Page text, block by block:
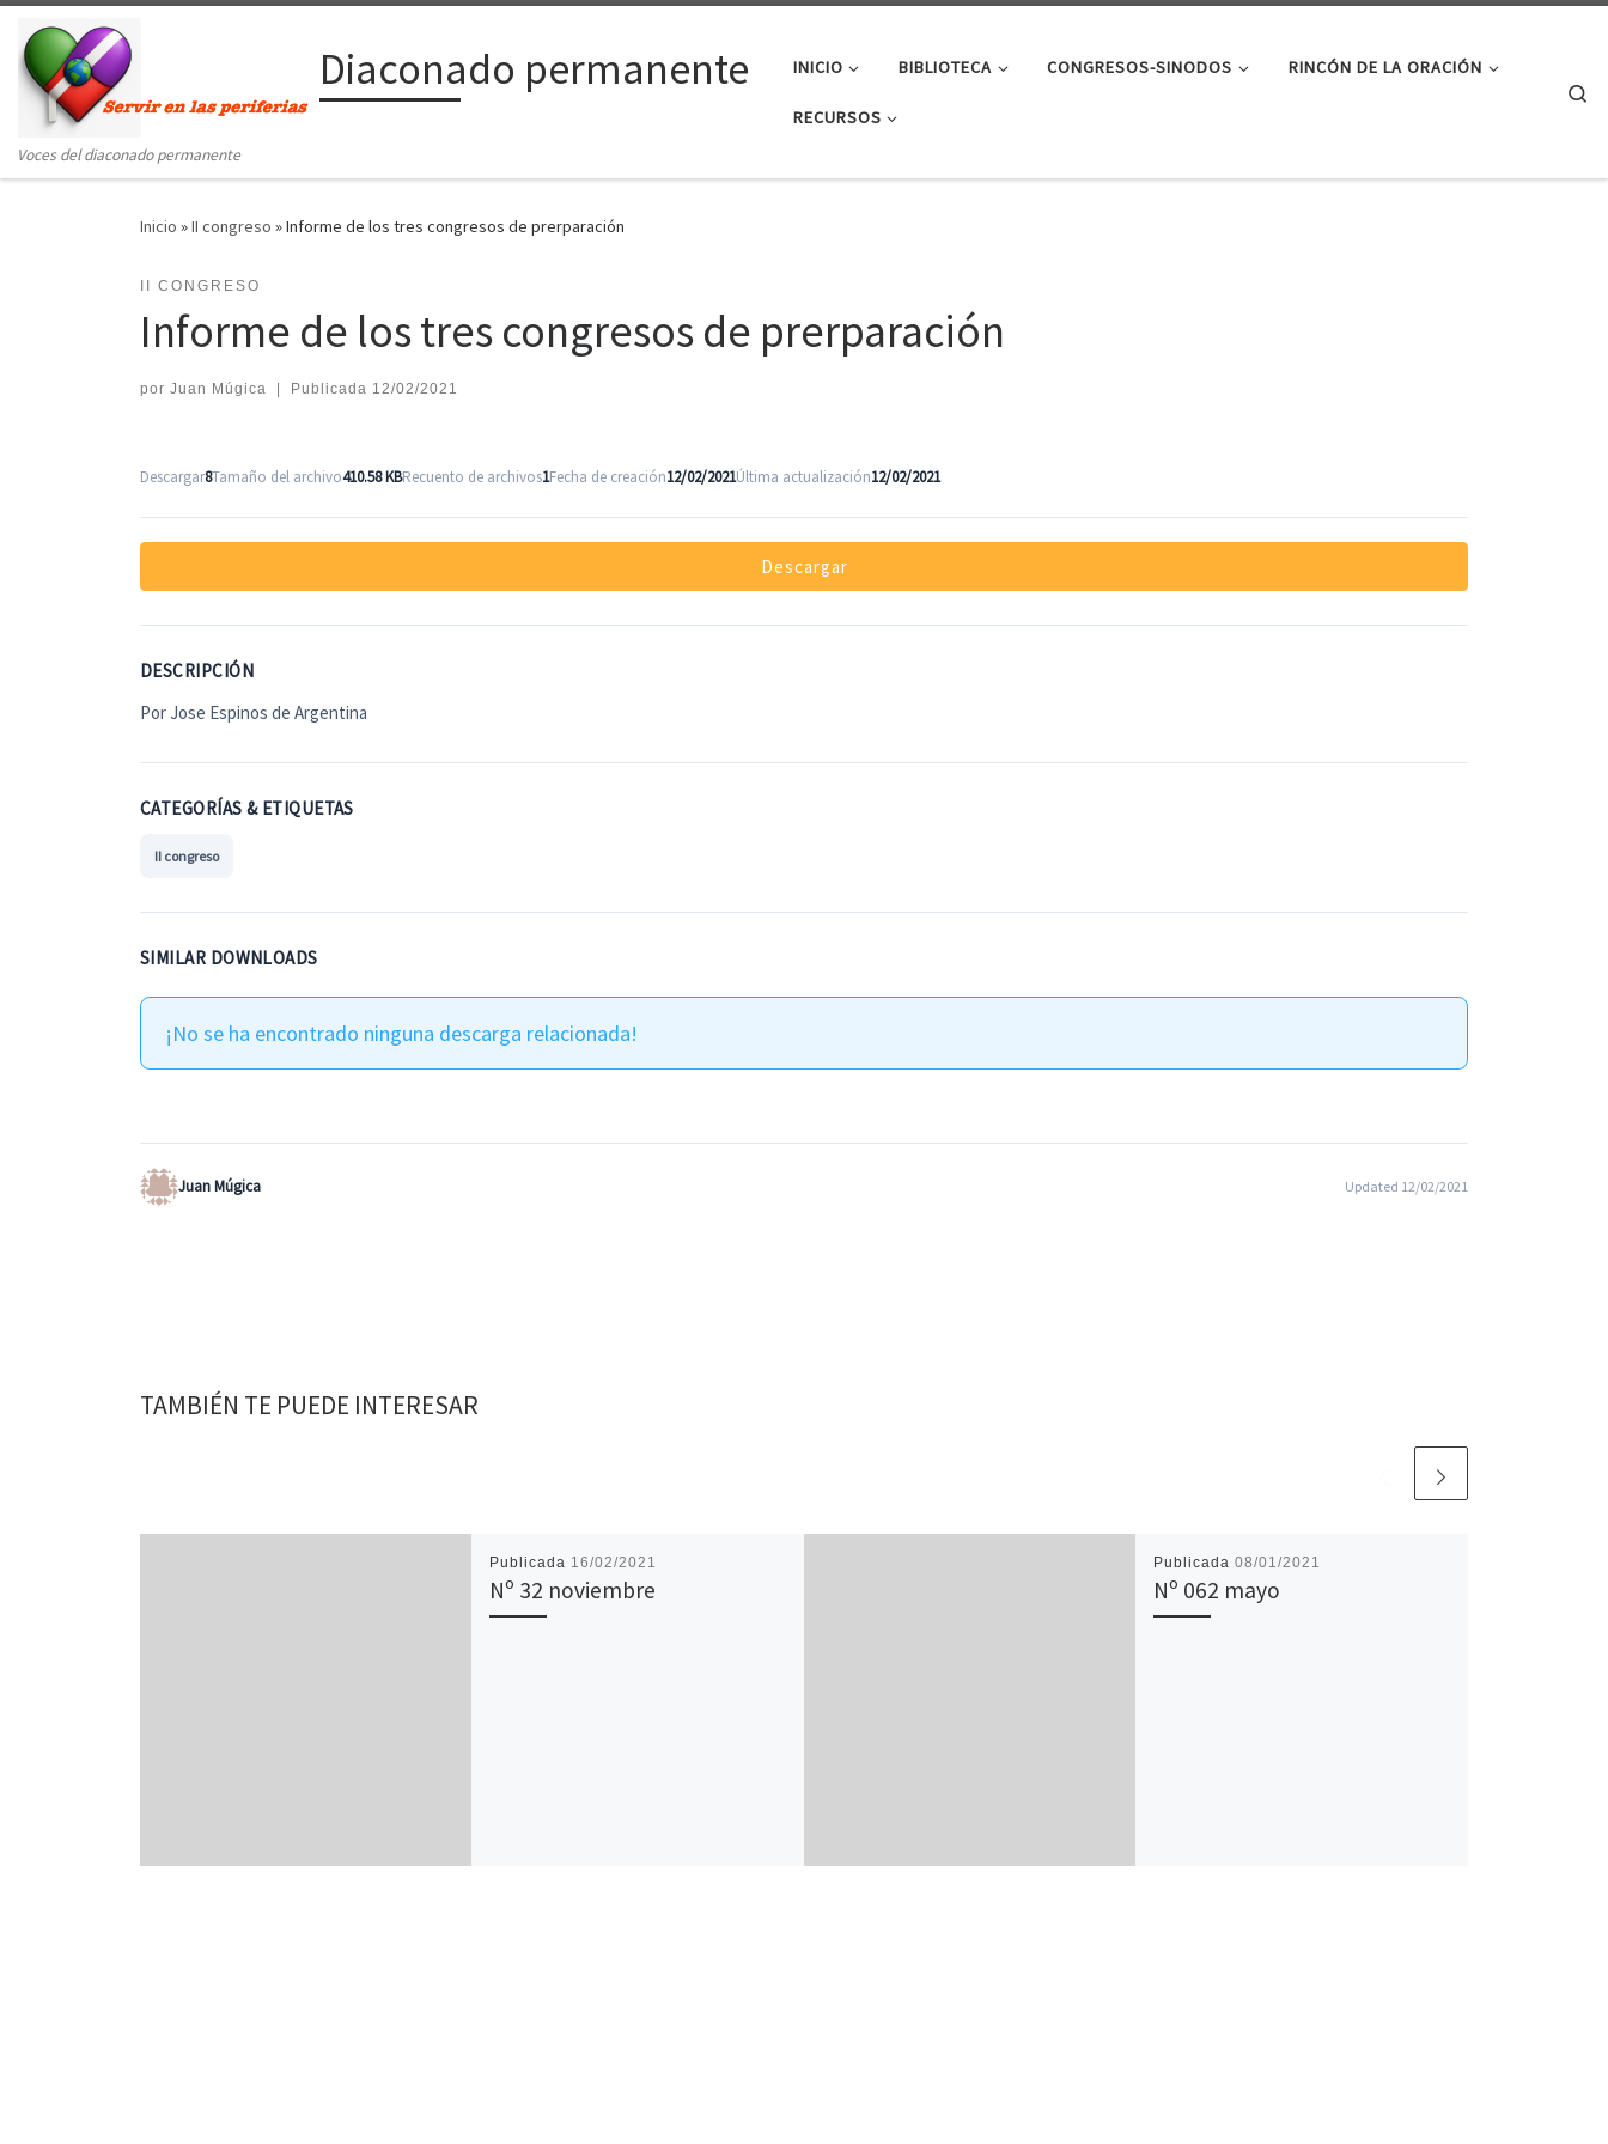
Saltar al contenido
Diaconado permanente
Voces del diaconado permanente
INICIO BIBLIOTECA CONGRESOS-SINODOS RINCÓN DE LA ORACIÓN
RECURSOS
Inicio »II congreso »Informe de los tres congresos de prerparación
II CONGRESO
Informe de los tres congresos de prerparación
por Juan Múgica Publicada 12/02/2021
Descargar8Tamaño del archivo410.58 KBRecuento de archivos1Fecha de creación12/02/2021Última actualización12/02/2021
Descargar
DESCRIPCIÓN
Por Jose Espinos de Argentina
CATEGORÍAS & ETIQUETAS
II congreso
SIMILAR DOWNLOADS
¡No se ha encontrado ninguna descarga relacionada!
Juan Múgica Updated 12/02/2021
TAMBIÉN TE PUEDE INTERESAR
Publicada 16/02/2021
Nº 32 noviembre
Publicada 08/01/2021
Nº 062 mayo